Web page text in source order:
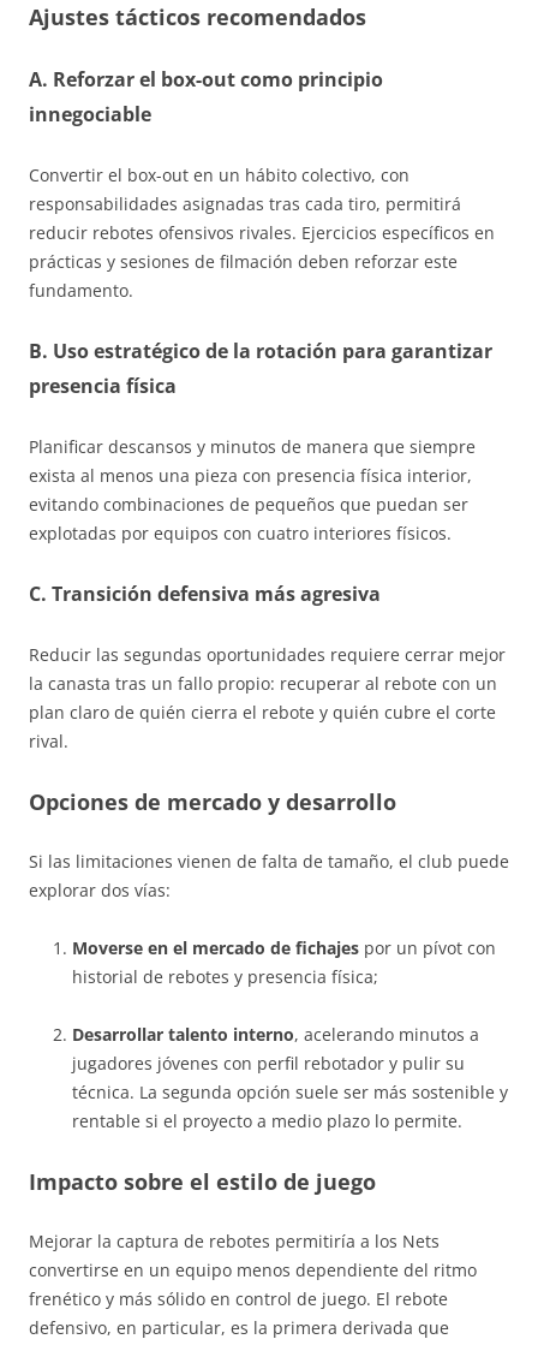
Ajustes tácticos recomendados
A. Reforzar el box-out como principio
innegociable
Convertir el box-out en un hábito colectivo, con
responsabilidades asignadas tras cada tiro, permitirá
reducir rebotes ofensivos rivales. Ejercicios específicos en
prácticas y sesiones de filmación deben reforzar este
fundamento.
B. Uso estratégico de la rotación para garantizar
presencia física
Planificar descansos y minutos de manera que siempre
exista al menos una pieza con presencia física interior,
evitando combinaciones de pequeños que puedan ser
explotadas por equipos con cuatro interiores físicos.
C. Transición defensiva más agresiva
Reducir las segundas oportunidades requiere cerrar mejor
la canasta tras un fallo propio: recuperar al rebote con un
plan claro de quién cierra el rebote y quién cubre el corte
rival.
Opciones de mercado y desarrollo
Si las limitaciones vienen de falta de tamaño, el club puede
explorar dos vías:
Moverse en el mercado de fichajes por un pívot con
historial de rebotes y presencia física;
Desarrollar talento interno, acelerando minutos a
jugadores jóvenes con perfil rebotador y pulir su
técnica. La segunda opción suele ser más sostenible y
rentable si el proyecto a medio plazo lo permite.
Impacto sobre el estilo de juego
Mejorar la captura de rebotes permitiría a los Nets
convertirse en un equipo menos dependiente del ritmo
frenético y más sólido en control de juego. El rebote
defensivo, en particular, es la primera derivada que